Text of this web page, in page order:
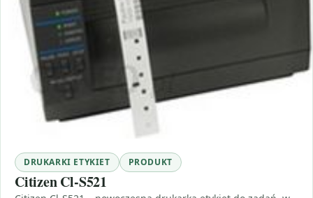
DRUKARKI ETYKIET PRODUKT
Citizen Cl-S521